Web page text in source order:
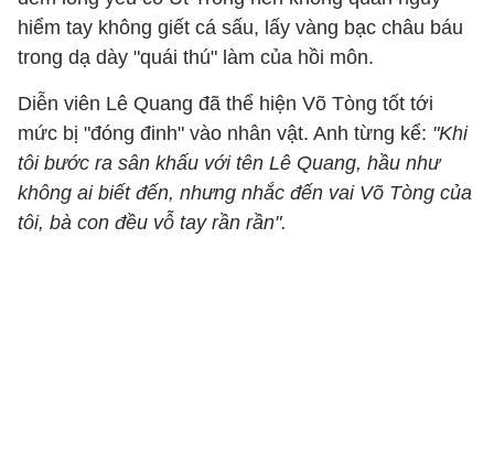
hiểm tay không giết cá sấu, lấy vàng bạc châu báu
trong dạ dày "quái thú" làm của hồi môn.
Diễn viên Lê Quang đã thể hiện Võ Tòng tốt tới
mức bị "đóng đinh" vào nhân vật. Anh từng kể: "Khi
tôi bước ra sân khấu với tên Lê Quang, hầu như
không ai biết đến, nhưng nhắc đến vai Võ Tòng của
tôi, bà con đều vỗ tay rần rần".